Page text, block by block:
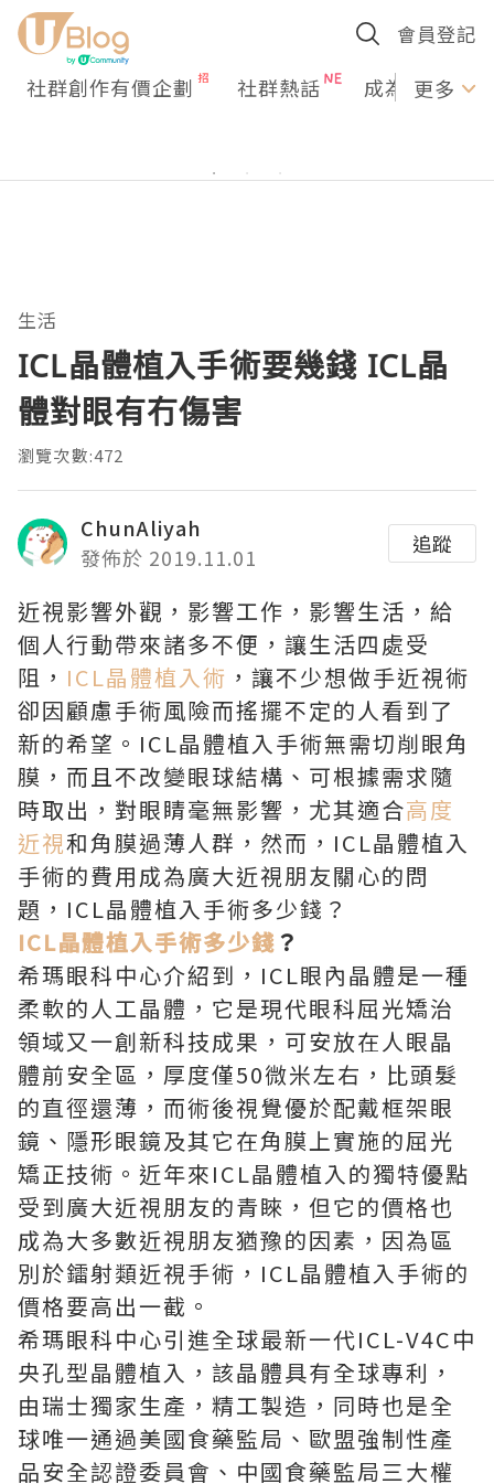
會員登記
社群創作有價企劃 社群熱話 成為U更多
生活
ICL晶體植入手術要幾錢 ICL晶
體對眼有冇傷害
瀏覽次數:472
ChunAliyah
發佈於 2019.11.01
追蹤
近視影響外觀，影響工作，影響生活，給
個人行動帶來諸多不便，讓生活四處受
阻， ICL晶體植入術 ，讓不少想做手近視術
卻因顧慮手術風險而搖擺不定的人看到了
新的希望。ICL晶體植入手術無需切削眼角
膜，而且不改變眼球結構、可根據需求隨
時取出，對眼睛毫無影響，尤其適合高度
近視和角膜過薄人群，然而，ICL晶體植入
手術的費用成為廣大近視朋友關心的問
題，ICL晶體植入手術多少錢？
ICL晶體植入手術多少錢 ？
希瑪眼科中心介紹到，ICL眼內晶體是一種
柔軟的人工晶體，它是現代眼科屈光矯治
領域又一創新科技成果，可安放在人眼晶
體前安全區，厚度僅50微米左右，比頭髮
的直徑還薄，而術後視覺優於配戴框架眼
鏡、隱形眼鏡及其它在角膜上實施的屈光
矯正技術。近年來ICL晶體植入的獨特優點
受到廣大近視朋友的青睞，但它的價格也
成為大多數近視朋友猶豫的因素，因為區
別於鐳射類近視手術，ICL晶體植入手術的
價格要高出一截。
希瑪眼科中心引進全球最新一代ICL-V4C中
央孔型晶體植入，該晶體具有全球專利，
由瑞士獨家生產，精工製造，同時也是全
球唯一通過美國食藥監局、歐盟強制性產
品安全認證委員會、中國食藥監局三大權